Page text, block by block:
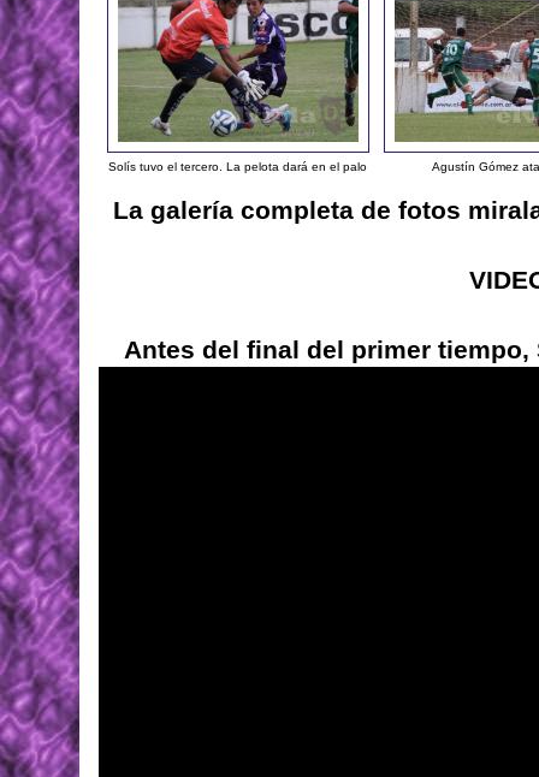
Solís tuvo el tercero. La pelota dará en el palo Agustín Gómez
La galería completa de fotos
Antes del final del primer